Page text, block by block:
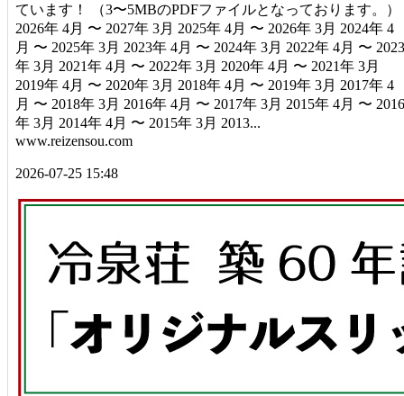
ています！ （3〜5MBのPDFファイルとなっております。）
2026年 4月 〜 2027年 3月 2025年 4月 〜 2026年 3月 2024年 4
月 〜 2025年 3月 2023年 4月 〜 2024年 3月 2022年 4月 〜 2023
年 3月 2021年 4月 〜 2022年 3月 2020年 4月 〜 2021年 3月
2019年 4月 〜 2020年 3月 2018年 4月 〜 2019年 3月 2017年 4
月 〜 2018年 3月 2016年 4月 〜 2017年 3月 2015年 4月 〜 2016
年 3月 2014年 4月 〜 2015年 3月 2013...
www.reizensou.com
2026-07-25 15:48